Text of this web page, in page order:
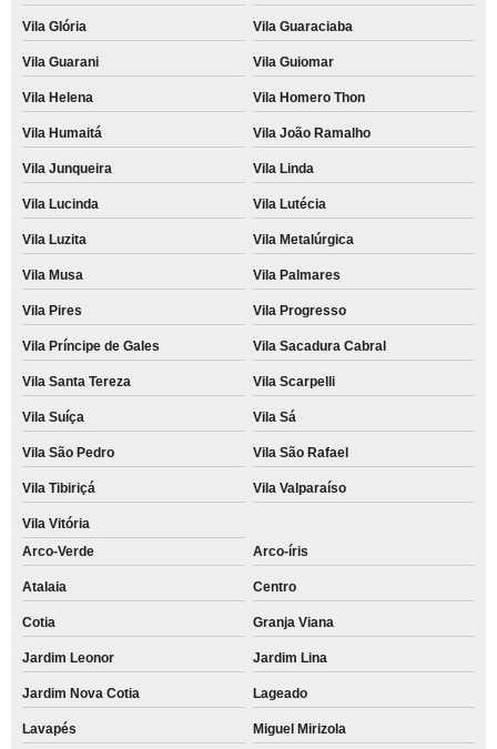
Vila Glória Vila Guaraciaba
Vila Guarani Vila Guiomar
Vila Helena Vila Homero Thon
Vila Humaitá Vila João Ramalho
Vila Junqueira Vila Linda
Vila Lucinda Vila Lutécia
Vila Luzita Vila Metalúrgica
Vila Musa Vila Palmares
Vila Pires Vila Progresso
Vila Príncipe de Gales Vila Sacadura Cabral
Vila Santa Tereza Vila Scarpelli
Vila Suíça Vila Sá
Vila São Pedro Vila São Rafael
Vila Tibiriçá Vila Valparaíso
Vila Vitória
Arco-Verde
Arco-íris
Atalaia Centro
Cotia Granja Viana
Jardim Leonor Jardim Lina
Jardim Nova Cotia Lageado
Lavapés Miguel Mirizola